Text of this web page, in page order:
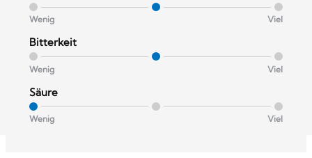
Wenig Viel
Bitterkeit
Wenig Viel
Säure
Wenig Viel